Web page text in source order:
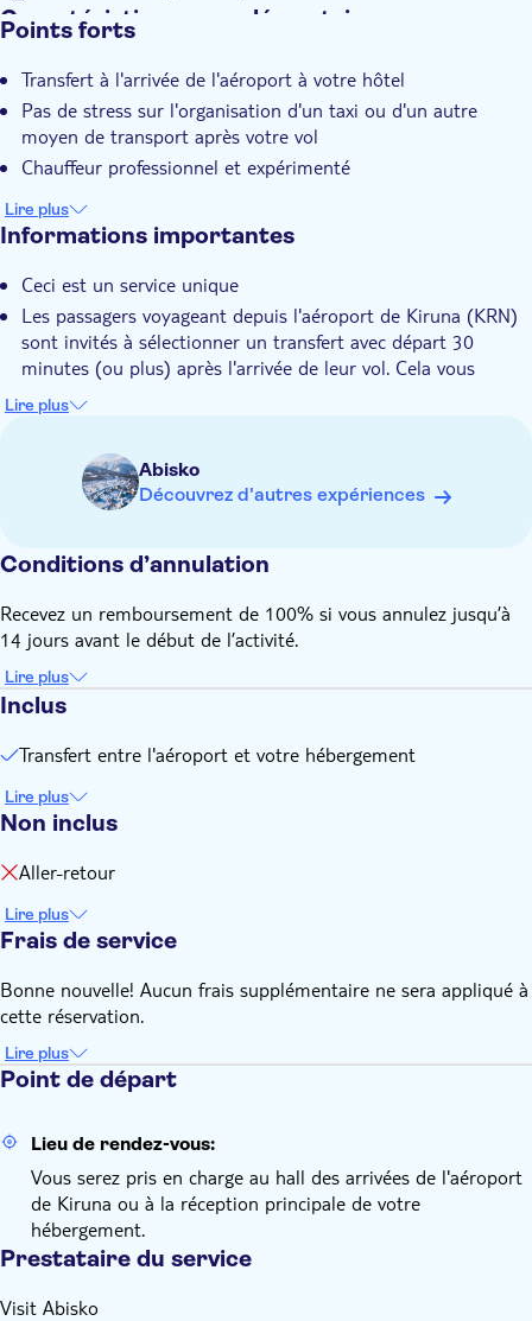
Caractéristiques supplémentaires
Points forts
Transfert à l'arrivée de l'aéroport à votre hôtel
Pas de stress sur l'organisation d'un taxi ou d'un autre
moyen de transport après votre vol
Chauffeur professionnel et expérimenté
Lire plus
Informations importantes
Ceci est un service unique
Les passagers voyageant depuis l'aéroport de Kiruna (KRN)
sont invités à sélectionner un transfert avec départ 30
minutes (ou plus) après l'arrivée de leur vol. Cela vous
assurera une arrivée calme et sans stress avec le temps de
récupérer vos bagages et de monter à bord du bus à loisir.
Lire plus
Abisko
Découvrez d'autres expériences
Conditions d’annulation
Recevez un remboursement de 100% si vous annulez jusqu’à
14 jours avant le début de l’activité.
Lire plus
Inclus
Transfert entre l'aéroport et votre hébergement
Lire plus
Non inclus
Aller-retour
Lire plus
Frais de service
Bonne nouvelle! Aucun frais supplémentaire ne sera appliqué à
cette réservation.
Lire plus
Point de départ
Lieu de rendez-vous:
Vous serez pris en charge au hall des arrivées de l'aéroport
de Kiruna ou à la réception principale de votre
hébergement.
Prestataire du service
Visit Abisko